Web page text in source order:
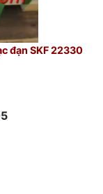
đạn SKF 22330